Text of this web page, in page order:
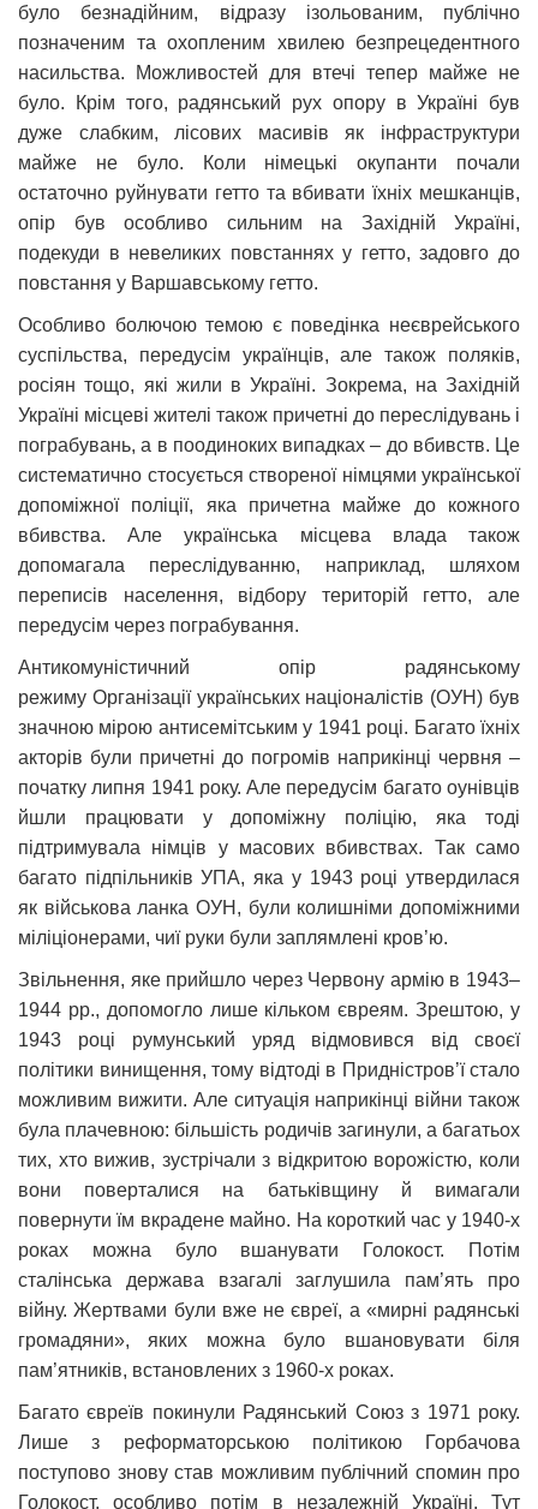
було безнадійним, відразу ізольованим, публічно
позначеним та охопленим хвилею безпрецедентного
насильства. Можливостей для втечі тепер майже не
було. Крім того, радянський рух опору в Україні був
дуже слабким, лісових масивів як інфраструктури
майже не було. Коли німецькі окупанти почали
остаточно руйнувати гетто та вбивати їхніх мешканців,
опір був особливо сильним на Західній Україні,
подекуди в невеликих повстаннях у гетто, задовго до
повстання у Варшавському гетто.
Особливо болючою темою є поведінка неєврейського
суспільства, передусім українців, але також поляків,
росіян тощо, які жили в Україні. Зокрема, на Західній
Україні місцеві жителі також причетні до переслідувань і
пограбувань, а в поодиноких випадках – до вбивств. Це
систематично стосується створеної німцями української
допоміжної поліції, яка причетна майже до кожного
вбивства. Але українська місцева влада також
допомагала переслідуванню, наприклад, шляхом
переписів населення, відбору територій гетто, але
передусім через пограбування.
Антикомуністичний опір радянському
режиму Організації українських націоналістів (ОУН) був
значною мірою антисемітським у 1941 році. Багато їхніх
акторів були причетні до погромів наприкінці червня –
початку липня 1941 року. Але передусім багато оунівців
йшли працювати у допоміжну поліцію, яка тоді
підтримувала німців у масових вбивствах. Так само
багато підпільників УПА, яка у 1943 році утвердилася
як військова ланка ОУН, були колишніми допоміжними
міліціонерами, чиї руки були заплямлені кров’ю.
Звільнення, яке прийшло через Червону армію в 1943–
1944 рр., допомогло лише кільком євреям. Зрештою, у
1943 році румунський уряд відмовився від своєї
політики винищення, тому відтоді в Придністров’ї стало
можливим вижити. Але ситуація наприкінці війни також
була плачевною: більшість родичів загинули, а багатьох
тих, хто вижив, зустрічали з відкритою ворожістю, коли
вони поверталися на батьківщину й вимагали
повернути їм вкрадене майно. На короткий час у 1940-х
роках можна було вшанувати Голокост. Потім
сталінська держава взагалі заглушила пам’ять про
війну. Жертвами були вже не євреї, а «мирні радянські
громадяни», яких можна було вшановувати біля
пам’ятників, встановлених з 1960-х роках.
Багато євреїв покинули Радянський Союз з 1971 року.
Лише з реформаторською політикою Горбачова
поступово знову став можливим публічний спомин про
Голокост, особливо потім в незалежній Україні. Тут